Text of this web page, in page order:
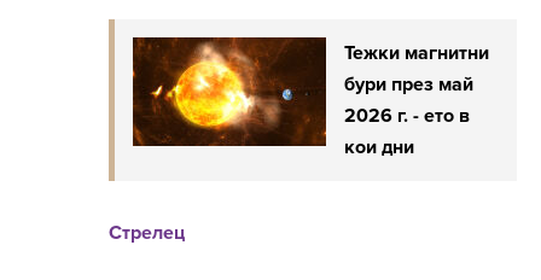
Тежки магнитни
бури през май
2026 г. - ето в
кои дни
Стрелец